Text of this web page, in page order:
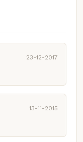
23-12-2017
13-11-2015